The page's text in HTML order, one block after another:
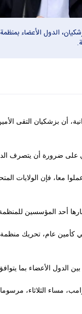
الدول الأعضاء
أن بزشكيان التقى
على ضرورة أن يتصرف
معا، فإن الولايات
أحد المؤسسين
عام، تحريك
بين الدول الأعضاء بما
مساء الثلاثاء،